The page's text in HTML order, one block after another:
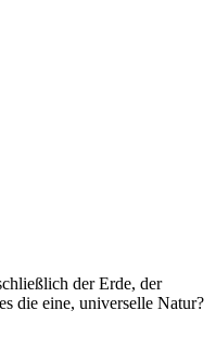
der Erde, der
die eine, universelle Natur?